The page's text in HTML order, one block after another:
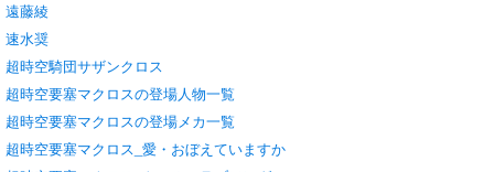
遠藤綾
速水奨
超時空騎団サザンクロス
超時空要塞マクロスの登場人物一覧
超時空要塞マクロスの登場メカ一覧
超時空要塞マクロス_愛・おぼえていますか